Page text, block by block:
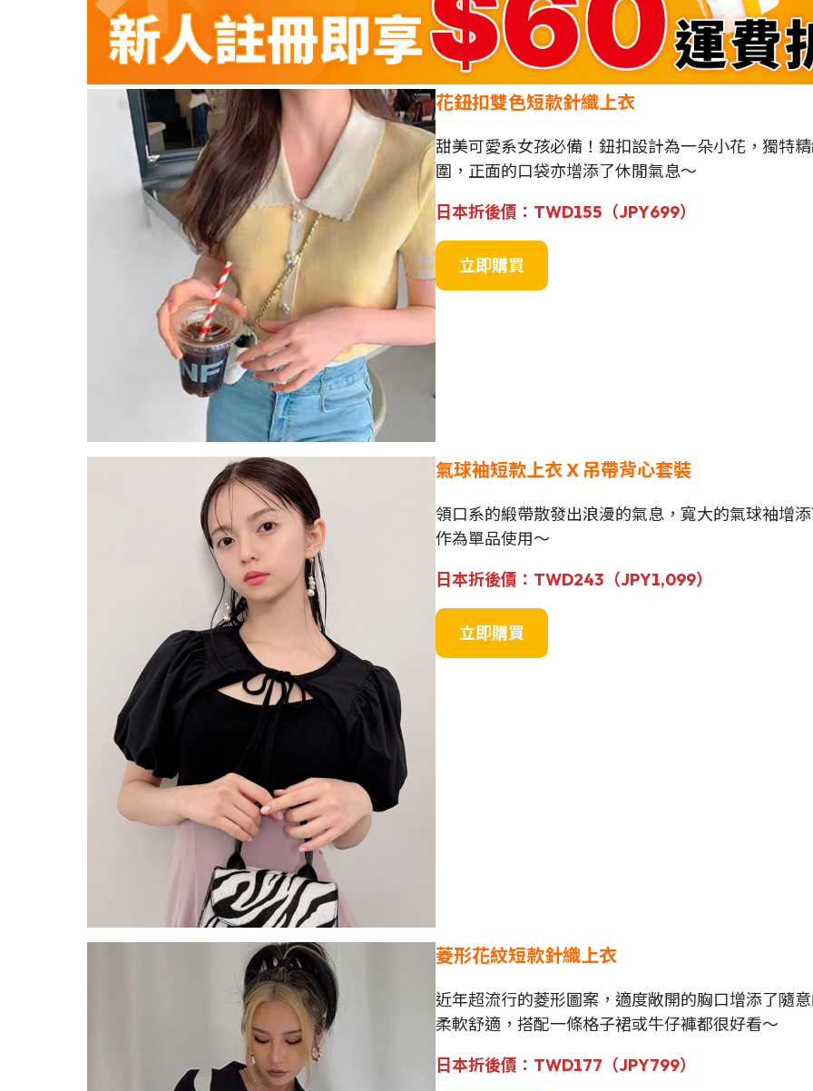
花鈕扣雙色短款針織上衣
甜美可愛系女孩必備！鈕扣設計為一朵小花，獨特
圍，正面的口袋亦增添了休閒氣息～
日 本折後價： TWD155（JPY699）
立即購買
氣球袖短款上衣 X 吊帶背心套裝
領口系的緞帶散發出浪漫的氣息，寬大的氣球袖增
作為單品使用～
日本折後價 ： TWD243（JPY1,099）
立即購買
菱形花紋短款針織上衣
近年超流行的菱形圖案，適度敞開的胸口增添了隨意
柔軟舒適，搭配一條格子裙或牛仔褲都很好看～
日本折後價 ： TWD177（JPY799）